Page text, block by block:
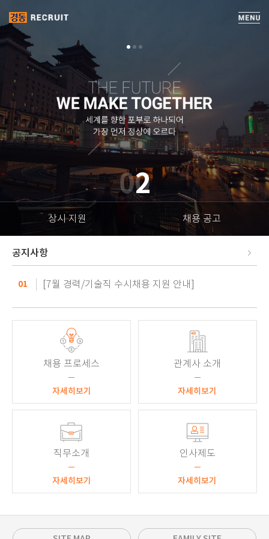
2
상시 지원 채용 공고
공지사항
01 [7월 경력/기술직 수시채용 지원 안내]
채용 프로세스
자세히보기
관계사 소개
자세히보기
직무소개
자세히보기
인사제도
자세히보기